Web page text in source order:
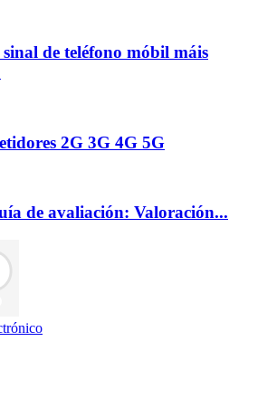
de teléfono móbil máis
2G 3G 4G 5G
de avaliación: Valoración...